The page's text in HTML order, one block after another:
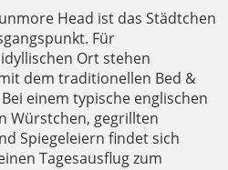
Head ist das Städtchen
Für
Ort stehen
dem traditionellen Bed &
einem typische englischen
Würstchen, gegrillten
Spiegeleiern findet sich
Tagesausflug zum